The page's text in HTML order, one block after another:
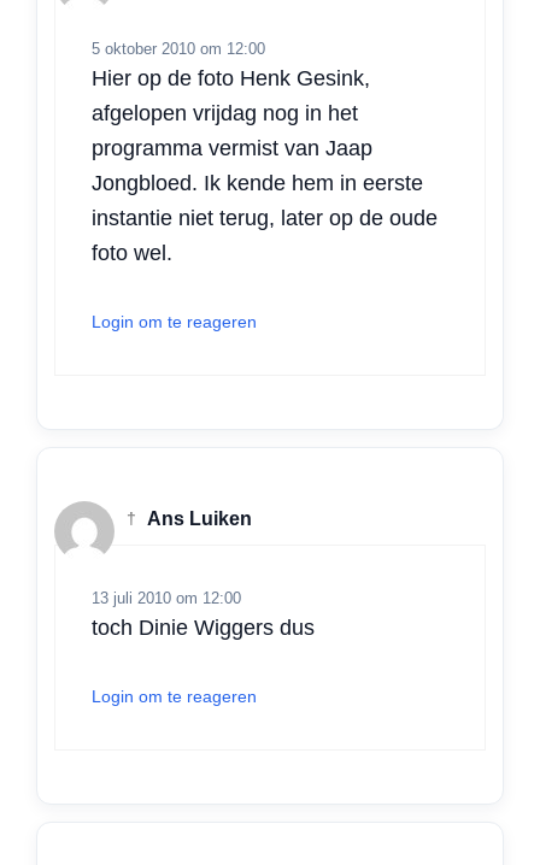
5 oktober 2010 om 12:00
Hier op de foto Henk Gesink,
afgelopen vrijdag nog in het
programma vermist van Jaap
Jongbloed. Ik kende hem in eerste
instantie niet terug, later op de oude
foto wel.
Login om te reageren
† Ans Luiken
13 juli 2010 om 12:00
toch Dinie Wiggers dus
Login om te reageren